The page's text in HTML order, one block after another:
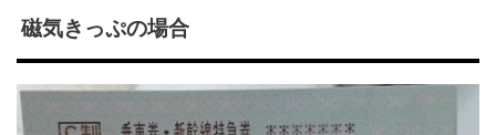
磁気きっぷの場合